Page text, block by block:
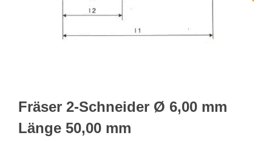
Webshop
Suche
Fräser 2-Schneider Ø 6,00 mm
Länge 50,00 mm